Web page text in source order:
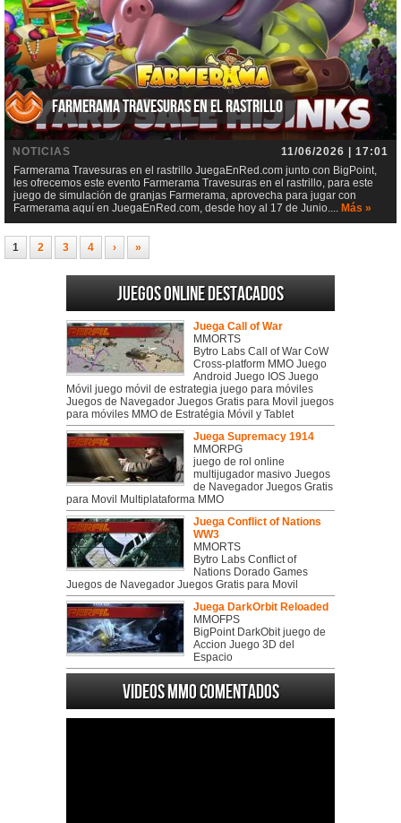
Farmerama Travesuras en el rastrillo
NOTICIAS
11/06/2026 | 17:01
Farmerama Travesuras en el rastrillo JuegaEnRed.com junto con BigPoint,
les ofrecemos este evento Farmerama Travesuras en el rastrillo, para este
juego de simulación de granjas Farmerama, aprovecha para jugar con
Farmerama aquí en JuegaEnRed.com, desde hoy al 17 de Junio.... Más »
1 2 3 4 › »
Juegos online destacados
Juega Call of War
MMORTS
Bytro Labs Call of War CoW
Cross-platform MMO Juego
Android Juego IOS Juego
Móvil juego móvil de estrategia juego para móviles
Juegos de Navegador Juegos Gratis para Movil juegos
para móviles MMO de Estratégia Móvil y Tablet
Juega Supremacy 1914
MMORPG
juego de rol online
multijugador masivo Juegos
de Navegador Juegos Gratis
para Movil Multiplataforma MMO
Juega Conflict of Nations
WW3
MMORTS
Bytro Labs Conflict of
Nations Dorado Games
Juegos de Navegador Juegos Gratis para Movil
Juega DarkOrbit Reloaded
MMOFPS
BigPoint DarkObit juego de
Accion Juego 3D del
Espacio
Videos MMO Comentados